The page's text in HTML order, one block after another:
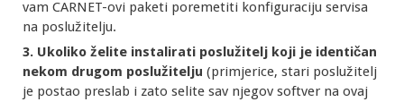
vam CARNET-ovi paketi poremetiti konfiguraciju servisa
na poslužitelju.
3. Ukoliko želite instalirati poslužitelj koji je identičan
nekom drugom poslužitelju (primjerice, stari poslužitelj
je postao preslab i zato selite sav njegov softver na ovaj